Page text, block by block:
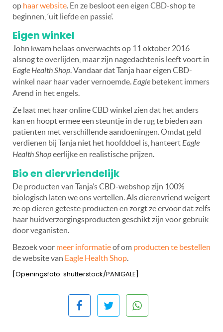
op haar website. En ze besloot een eigen CBD-shop te
beginnen, ‘uit liefde en passie’.
Eigen winkel
John kwam helaas onverwachts op 11 oktober 2016
alsnog te overlijden, maar zijn nagedachtenis leeft voort in
Eagle Health Shop. Vandaar dat Tanja haar eigen CBD-
winkel naar haar vader vernoemde. Eagle betekent immers
Arend in het engels.
Ze laat met haar online CBD winkel zíen dat het anders
kan en hoopt ermee een steuntje in de rug te bieden aan
patiënten met verschillende aandoeningen. Omdat geld
verdienen bij Tanja niet het hoofddoel is, hanteert Eagle
Health Shopeerlijke en realistische prijzen.
Bio en diervriendelijk
De producten van Tanja’s CBD-webshop zijn 100%
biologisch laten we ons vertellen. Als dierenvriend weigert
ze op dieren geteste producten en zorgt ze ervoor dat zelfs
haar huidverzorgingsproducten geschikt zijn voor gebruik
door veganisten.
Bezoek voor meer informatieof om producten te bestellen
de website van Eagle Health Shop.
[Openingsfoto: shutterstock/PANIGALE]